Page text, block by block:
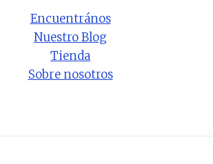
Encuentrános
Nuestro Blog
Tienda
Sobre nosotros